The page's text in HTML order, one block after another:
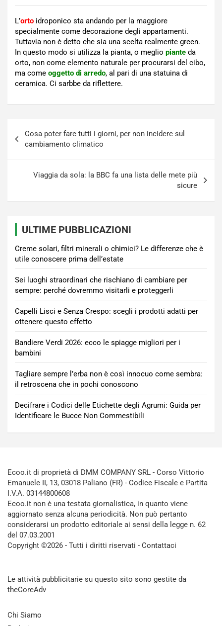
L’orto idroponico sta andando per la maggiore
specialmente come decorazione degli appartamenti.
Tuttavia non è detto che sia una scelta realmente green.
In questo modo si utilizza la pianta, o meglio piante da
orto, non come elemento naturale per procurarsi del cibo,
ma come oggetto di arredo, al pari di una statuina di
ceramica. Ci sarbbe da riflettere.
articoli
Cosa poter fare tutti i giorni, per non incidere sul
cambiamento climatico
Viaggia da sola: la BBC fa una lista delle mete più
sicure
ULTIME PUBBLICAZIONI
Creme solari, filtri minerali o chimici? Le differenze che è
utile conoscere prima dell’estate
Sei luoghi straordinari che rischiano di cambiare per
sempre: perché dovremmo visitarli e proteggerli
Capelli Lisci e Senza Crespo: scegli i prodotti adatti per
ottenere questo effetto
Bandiere Verdi 2026: ecco le spiagge migliori per i
bambini
Tagliare sempre l’erba non è così innocuo come sembra:
il retroscena che in pochi conoscono
Decifrare i Codici delle Etichette degli Agrumi: Guida per
Identificare le Bucce Non Commestibili
Ecoo.it di proprietà di DMM COMPANY SRL - Corso Vittorio
Emanuele II, 13, 03018 Paliano (FR) - Codice Fiscale e Partita
I.V.A. 03144800608
Ecoo.it non è una testata giornalistica, in quanto viene
aggiornato senza alcuna periodicità. Non può pertanto
considerarsi un prodotto editoriale ai sensi della legge n. 62
del 07.03.2001
Copyright ©2026 - Tutti i diritti riservati - Contattaci
Le attività pubblicitarie su questo sito sono gestite da
theCoreAdv
Chi Siamo